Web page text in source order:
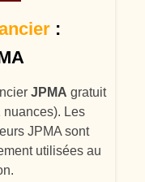
:
JPMA gratuit
nuances). Les
JPMA sont
utilisées au